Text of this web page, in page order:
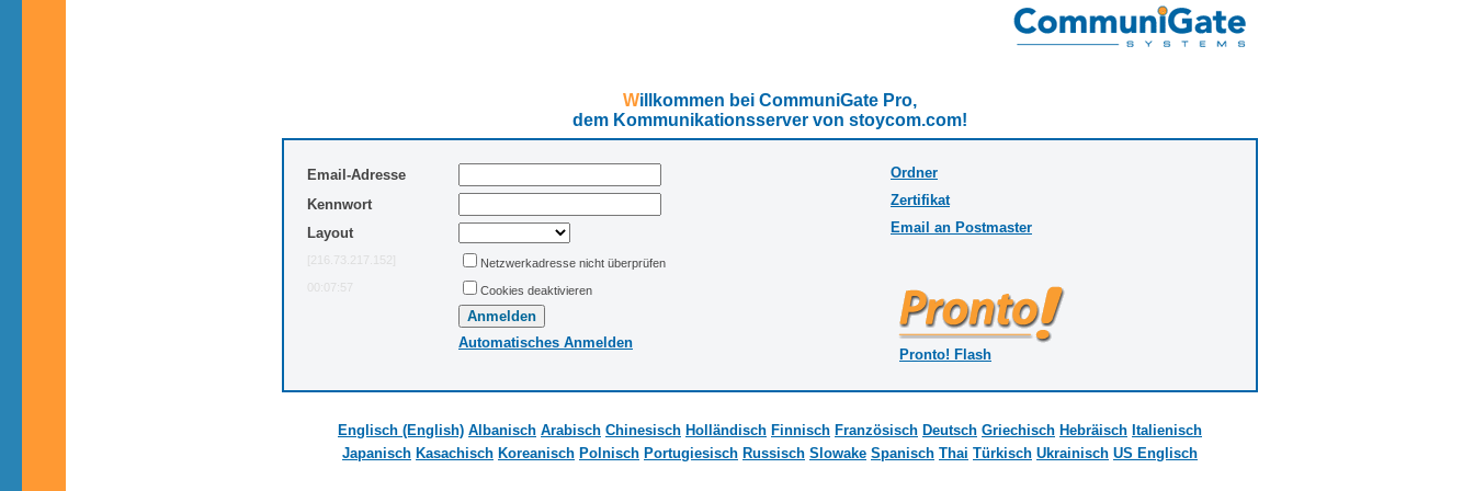
Willkommen bei CommuniGate Pro,
dem Kommunikationsserver von stoycom.com!
Email-Adresse
Kennwort
Layout
[216.73.217.152]
Netzwerkadresse nicht überprüfen
00:07:57
Cookies deaktivieren
Automatisches Anmelden
Ordner
Zertifikat
Email an Postmaster
Pronto! Flash
Englisch (English) Albanisch Arabisch Chinesisch Holländisch Finnisch Französisch Deutsch Griechisch Hebräisch Italienisch
Japanisch Kasachisch Koreanisch Polnisch Portugiesisch Russisch Slowake Spanisch Thai Türkisch Ukrainisch US Englisch